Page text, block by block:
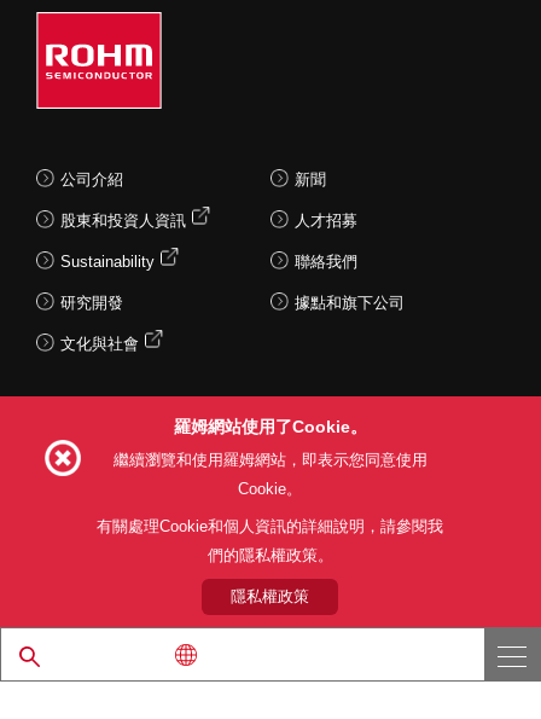
公司介紹
股東和投資人資訊
Sustainability
研究開發
文化與社會
新聞
人才招募
聯絡我們
據點和旗下公司
利用目的 隱私權政策
關於本公司產品銷售之標準條款(PDF)
© 1997 - 2026 ROHM CO., LTD. ALL RIGHTS RESERVED.
羅姆網站使用了Cookie。
繼續瀏覽和使用羅姆網站，即表示您同意使用
Cookie。
有關處理Cookie和個人資訊的詳細說明，請參閱我
們的隱私權政策。
隱私權政策